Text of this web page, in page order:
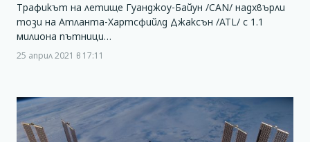
Трафикът на летище Гуанджоу-Байун /CAN/ надхвърли
този на Атланта-Хартсфийлд Джаксън /ATL/ с 1.1
милиона пътници…
25 април 2021 в 17:11